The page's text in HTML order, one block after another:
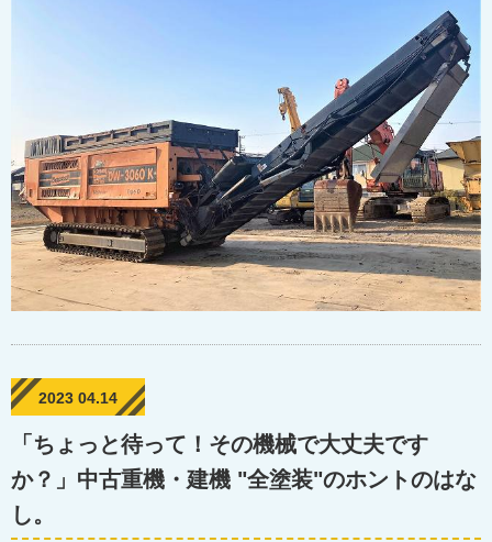
2023 04.14
「ちょっと待って！その機械で大丈夫です
か？」中古重機・建機 "全塗装"のホントのはな
し。